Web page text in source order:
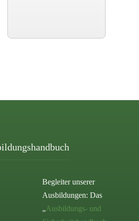
Begleiter unserer
Ausbildungen: Das
„Ausbildungs- und